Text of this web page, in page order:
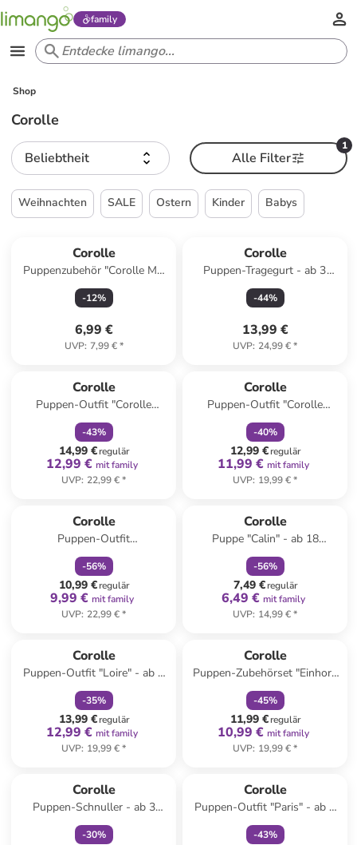
family
Shop
Corolle
Beliebtheit
1
Alle Filter
Weihnachten SALE Ostern Kinder Babys
Corolle
Puppenzubehör "Corolle MC
Zahnputzset" - ab 4 Jahren
-12%
6,99 €
UVP: 7,99 €*
Corolle
Puppen-Tragegurt - ab 3
Jahren
-44%
13,99 €
UVP: 24,99 €*
Corolle
Puppen-Outfit "Corolle
Regenmantel Loire" - ab 2
Jahren
-43%
14,99 €regulär
12,99 € mit family
UVP: 22,99 €*
Corolle
Puppen-Outfit "Corolle
Kuschelanzug Teddy" - ab 18
Monaten
-40%
12,99 €regulär
11,99 € mit family
UVP: 19,99 €*
Corolle
Puppen-Outfit
"Blumengarten" - ab 2 Jahren
-56%
10,99 €regulär
9,99 € mit family
UVP: 22,99 €*
Corolle
Puppe "Calin" - ab 18
Monaten
-56%
7,49 €regulär
6,49 € mit family
UVP: 14,99 €*
Corolle
Puppen-Outfit "Loire" - ab 2
Jahren
-35%
13,99 €regulär
12,99 € mit family
UVP: 19,99 €*
Corolle
Puppen-Zubehörset "Einhorn
Onesie" - ab 4 Jahren
-45%
11,99 €regulär
10,99 € mit family
UVP: 19,99 €*
Corolle
Puppen-Schnuller - ab 3
Jahren
-30%
Corolle
Puppen-Outfit "Paris" - ab 2
Jahren
-43%